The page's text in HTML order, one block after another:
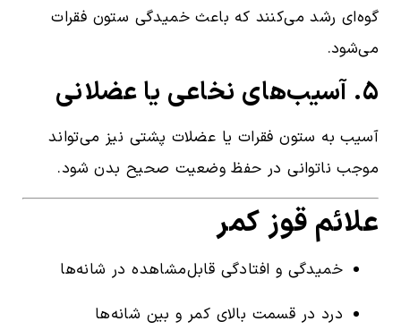
گوه‌ای رشد می‌کنند که باعث خمیدگی ستون فقرات
می‌شود.
۵. آسیب‌های نخاعی یا عضلانی
آسیب به ستون فقرات یا عضلات پشتی نیز می‌تواند
موجب ناتوانی در حفظ وضعیت صحیح بدن شود.
علائم قوز کمر
خمیدگی و افتادگی قابل‌مشاهده در شانه‌ها
درد در قسمت بالای کمر و بین شانه‌ها